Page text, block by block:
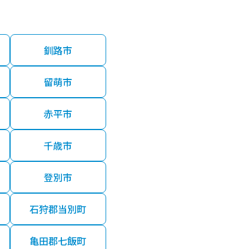
釧路市
留萌市
赤平市
千歳市
登別市
石狩郡当別町
亀田郡七飯町